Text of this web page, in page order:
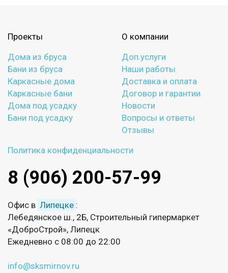
Проекты
Дома из бруса
Бани из бруса
Каркасные дома
Каркасные бани
Дома под усадку
Бани под усадку
О компании
Доп.услуги
Наши работы
Доставка и оплата
Договор и гарантии
Новости
Вопросы и ответы
Отзывы
Политика конфиденциальности
8 (906) 200-57-99
Офис в Липецке :
Лебедянское ш., 2Б, Строительный гипермаркет
«ДоброСтрой», Липецк
Ежедневно с 08:00 до 22:00
info@sksmirnov.ru